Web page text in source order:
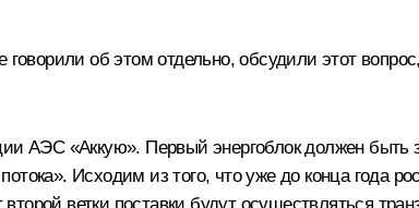
об этом отдельно, обсудили этот
АЭС «Аккую». Первый энергоблок должен быть
Исходим из того, что уже до конца года
ветки поставки будут осуществляться